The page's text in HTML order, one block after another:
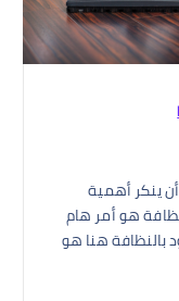
ينكر أهمية
هو أمر هام
بالنظافة هنا هو